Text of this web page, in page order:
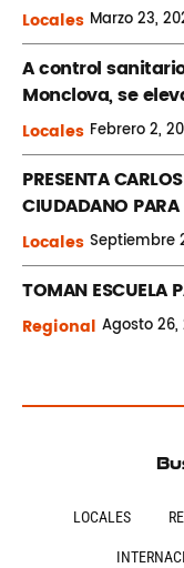
Locales Marzo23,
A control
Monclova, se
Locales Febrero2,
PRESENTA
CIUDADANO PARA
Locales Septiembre
TOMAN ESCUELA
Regional Agosto26,
LOCALES